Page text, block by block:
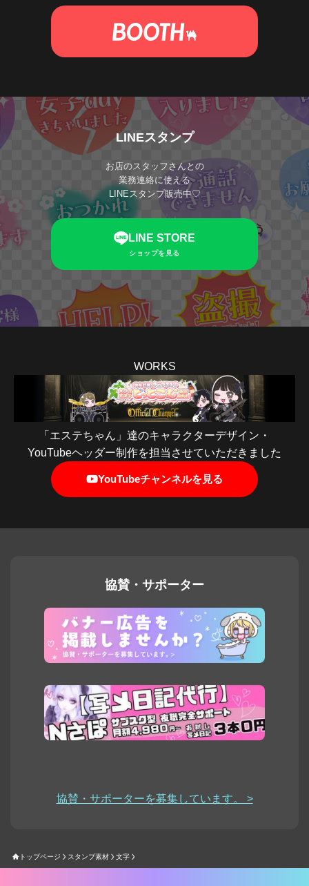
LINEスタンプ
お店のスタッフさんとの
業務連絡に使える
LINEスタンプ販売中♡
LINE STORE
ショップを見る
WORKS
「エステちゃん」達のキャラクターデザイン・
YouTubeヘッダー制作を担当させていただきました
YouTubeチャンネルを見る
協賛・サポーター
協賛・サポーターを募集しています。 >
トップページ スタンプ素材 文字